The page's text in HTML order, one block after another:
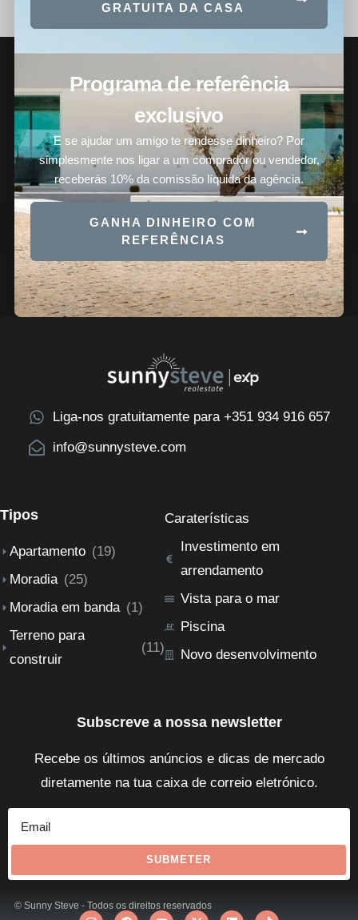
GRATUITA DA CASA
Programa de referência
exclusivo
E se ajudar um amigo te rendesse dinheiro? Por
simplesmente nos ligar a um comprador ou vendedor,
receberás 10% da comissão líquida da agência.
GANHA DINHEIRO COM
REFERÊNCIAS
Liga-nos gratuitamente para +351 934 916 657
info@sunnysteve.com
Tipos
Apartamento (19)
Moradia (25)
Moradia em banda (1)
Terreno para
construir
(11)
Caraterísticas
Investimento em
arrendamento
Vista para o mar
Piscina
Novo desenvolvimento
Subscreve a nossa newsletter
Recebe os últimos anúncios e dicas de mercado
diretamente na tua caixa de correio eletrónico.
SUBMETER
© Sunny Steve - Todos os direitos reservados